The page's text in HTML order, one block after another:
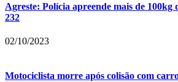
Agreste: Polícia apreende mais de 100kg
232
02/10/2023
Motociclista morre após colisão com